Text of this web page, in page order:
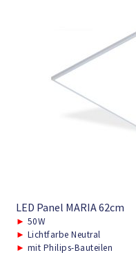
LED Panel MARIA 62cm
► 50W
► Lichtfarbe Neutral
► mit Philips-Bauteilen